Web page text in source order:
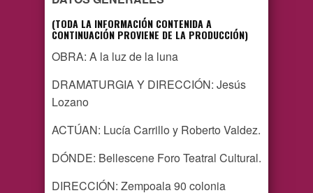
(TODA LA INFORMACIÓN CONTENIDA A
CONTINUACIÓN PROVIENE DE LA PRODUCCIÓN)
OBRA: A la luz de la luna
DRAMATURGIA Y DIRECCIÓN: Jesús
Lozano
ACTÚAN: Lucía Carrillo y Roberto Valdez.
DÓNDE: Bellescene Foro Teatral Cultural.
DIRECCIÓN: Zempoala 90 colonia